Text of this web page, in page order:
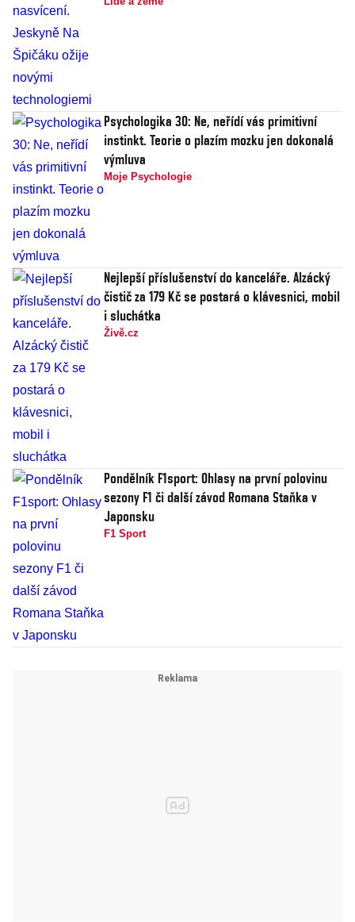
Psychologika 30: Ne, neřídí vás primitivní
instinkt. Teorie o plazím mozku jen dokonalá
výmluva
Moje Psychologie
Nejlepší příslušenství do kanceláře. Alzácký
čistič za 179 Kč se postará o klávesnici, mobil
i sluchátka
Živě.cz
Pondělník F1sport: Ohlasy na první polovinu
sezony F1 či další závod Romana Staňka v
Japonsku
F1 Sport